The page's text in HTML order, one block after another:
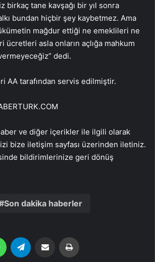
birkaç tane kavşağı bir yıl sonra
bundan hiçbir şey kaybetmez. Ama
mağdur ettiği ne emeklileri ne
ücretleri asla onların açlığa mahkum
dedi.
AA tarafından servis edilmiştir.
ve diğer içerikler ile ilgili olarak
bize iletişim sayfası üzerinden iletiniz.
bildirimlerinize geri dönüş
Son dakika haberler
WhatsApp Email'den paylaş